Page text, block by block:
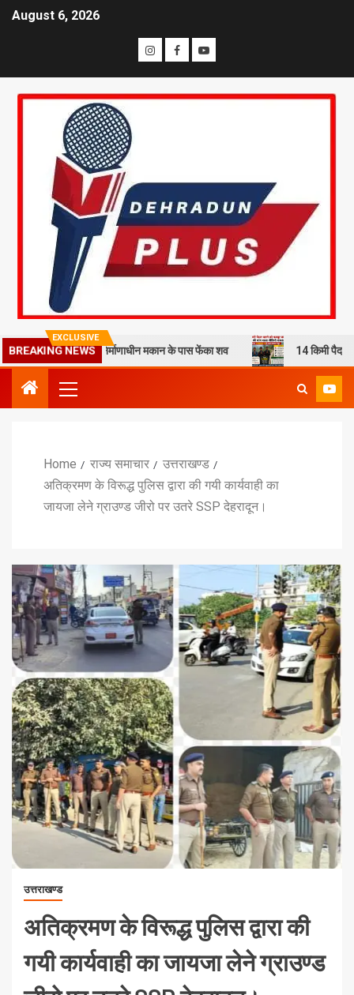
August 6, 2026
EXCLUSIVE
BREAKING NEWS
से हत्या कर निर्माणाधीन मकान के पास फेंका शव 14 किमी पैदल चलने को
Home राज्य समाचार
उत्तराखण्ड
अतिक्रमण के विरूद्ध पुलिस द्वारा की गयी कार्यवाही का
जायजा लेने ग्राउण्ड जीरो पर उतरे SSP देहरादून।
उत्तराखण्ड
अतिक्रमण के विरूद्ध पुलिस द्वारा की
गयी कार्यवाही का जायजा लेने ग्राउण्ड